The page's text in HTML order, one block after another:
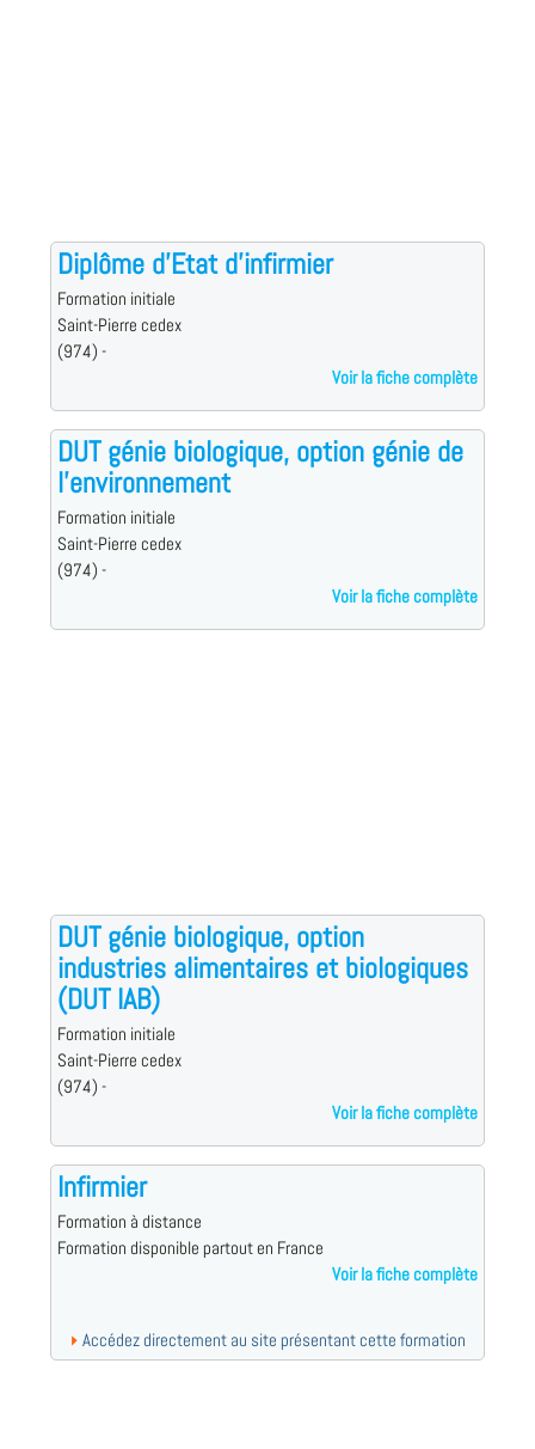
Diplôme d'Etat d'infirmier
Formation initiale
Saint-Pierre cedex
(974) -
Voir la fiche complète
DUT génie biologique, option génie de
l'environnement
Formation initiale
Saint-Pierre cedex
(974) -
Voir la fiche complète
DUT génie biologique, option
industries alimentaires et biologiques
(DUT IAB)
Formation initiale
Saint-Pierre cedex
(974) -
Voir la fiche complète
Infirmier
Formation à distance
Formation disponible partout en France
Voir la fiche complète
Accédez directement au site présentant cette formation